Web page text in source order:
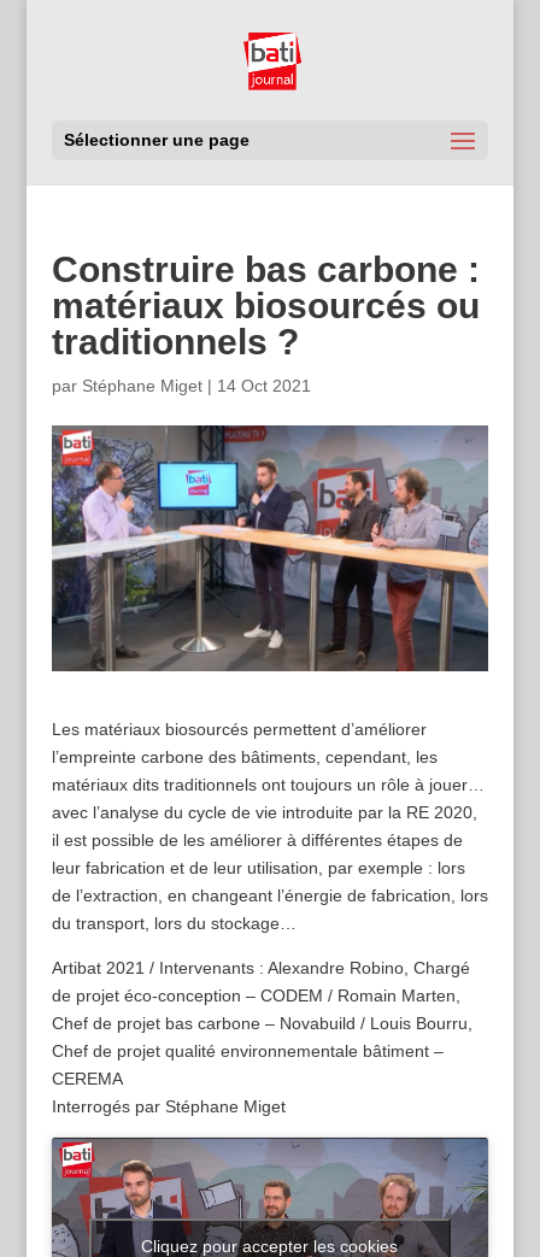
Sélectionner une page
Construire bas carbone :
matériaux biosourcés ou
traditionnels ?
par Stéphane Miget| 14 Oct 2021
Les matériaux biosourcés permettent d’améliorer
l’empreinte carbone des bâtiments, cependant, les
matériaux dits traditionnels ont toujours un rôle à jouer…
avec l’analyse du cycle de vie introduite par la RE 2020,
il est possible de les améliorer à différentes étapes de
leur fabrication et de leur utilisation, par exemple : lors
de l’extraction, en changeant l’énergie de fabrication, lors
du transport, lors du stockage…
Artibat 2021 / Intervenants : Alexandre Robino, Chargé
de projet éco-conception – CODEM / Romain Marten,
Chef de projet bas carbone – Novabuild / Louis Bourru,
Chef de projet qualité environnementale bâtiment –
CEREMA
Interrogés par Stéphane Miget
Cliquez pour accepter les cookies